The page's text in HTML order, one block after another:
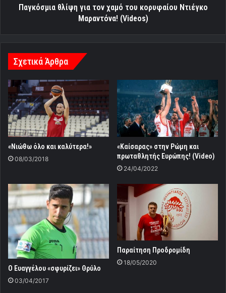
(Videos)
Παγκόσμια θλίψη για τον χαμό του κορυφαίου Ντιέγκο
Μαραντόνα! (Videos)
Σχετικά Άρθρα
«Νιώθω όλο και καλύτερα!»
08/03/2018
«Καίσαρας» στην Ρώμη και
πρωταθλητής Ευρώπης! (Video)
24/04/2022
Ο Ευαγγέλου «σφυρίζει» Θρύλο
03/04/2017
Παραίτηση Προδρομίδη
18/05/2020